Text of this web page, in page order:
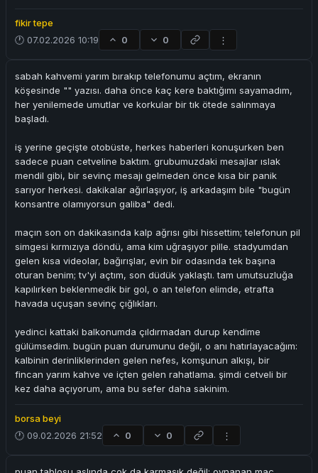
fikir tepe
🕐 07.02.2026 10:19
0 0 ⋮
sabah kahvemi yarım bırakıp telefonumu açtım, ekranın
köşesinde "" yazısı. daha önce kaç kere baktığımı sayamadım,
her yenilemede umutlar ve korkular bir tık ötede salınmaya
başladı.
iş yerine geçişte otobüste, herkes haberleri konuşurken ben
sadece puan cetveline baktım. grubumuzdaki mesajlar ıslak
mendil gibi, bir sevinç mesajı gelmeden önce kısa bir panik
sarıyor herkesi. dakikalar ağırlaşıyor, iş arkadaşım bile "bugün
konsantre olamıyorsun galiba" dedi.
maçın son on dakikasında kalp ağrısı gibi hissettim; telefonun pil
simgesi kırmızıya döndü, ama kim uğraşıyor pille. stadyumdan
gelen kısa videolar, bağırışlar, evin bir odasında tek başına
oturan benim; tv'yi açtım, son düdük yaklaştı. tam umutsuzluğa
kapılırken beklenmedik bir gol, o an telefon elimde, etrafta
havada uçuşan sevinç çığlıkları.
yedinci kattaki balkonumda çıldırmadan durup kendime
gülümsedim. bugün puan durumunu değil, o anı hatırlayacağım:
kalbinin derinliklerinden gelen nefes, komşunun alkışı, bir
fincan yarım kahve ve içten gelen rahatlama. şimdi cetveli bir
kez daha açıyorum, ama bu sefer daha sakinim.
borsa beyi
🕐 09.02.2026 21:52
0 0 ⋮